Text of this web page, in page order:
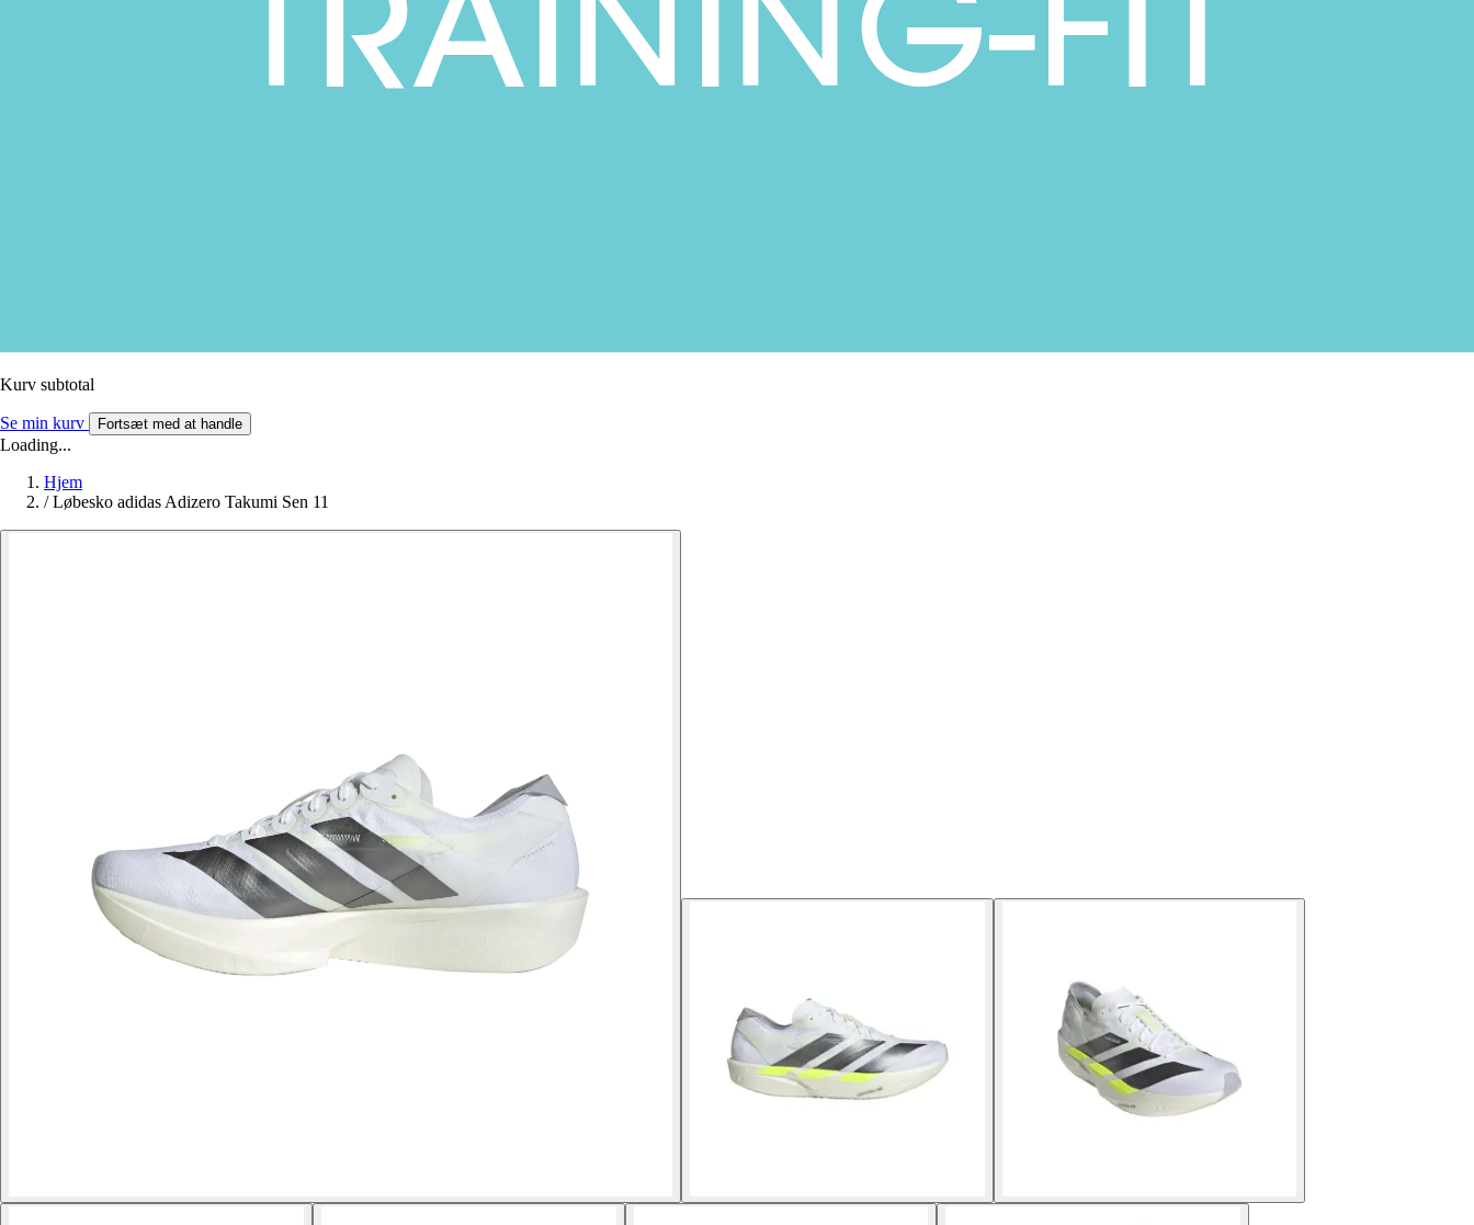
Kurv subtotal
Se min kurv Fortsæt med at handle
Loading...
Hjem
/ Løbesko adidas Adizero Takumi Sen 11